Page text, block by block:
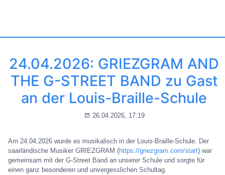
24.04.2026: GRIEZGRAM AND
THE G-STREET BAND zu Gast
an der Louis-Braille-Schule
26.04.2026, 17:19
Am 24.04.2026 wurde es musikalisch in der Louis-Braille-Schule. Der
saarländische Musiker GRIEZGRAM (https://griezgram.com/start) war
gemeinsam mit der G-Street Band an unserer Schule und sorgte für
einen ganz besonderen und unvergesslichen Schultag.